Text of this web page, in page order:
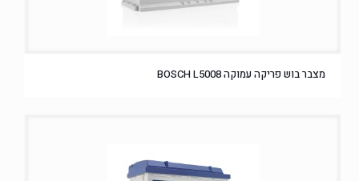
מצבר בוש פריקה עמוקה BOSCH L5008